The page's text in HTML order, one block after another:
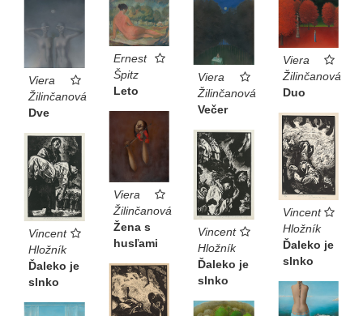
Viera
Žilinčanová
Dve
Ernest
Špitz
Leto
Viera
Žilinčanová
Večer
Viera
Žilinčanová
Duo
Viera
Žilinčanová
Žena s
husľami
Vincent
Hložník
Ďaleko je
slnko
Vincent
Hložník
Ďaleko je
slnko
Vincent
Hložník
Ďaleko je
slnko